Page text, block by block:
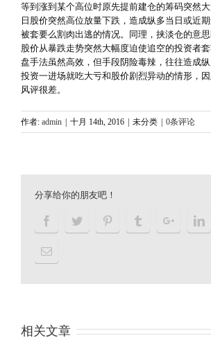
等到涨到某个高位时原先提前建仓的筹码突然
日股价突然高位放量下跌，造成纵多当日或近
被套要么割肉出逃的情况。同理，挟淡仓的意思
股价从暴跌走势突然大幅度迫使追空的投资者
盘手法虽然高效，但手段阴险毒辣，往往造成
投资一进场就吃大亏和股价剧烈异动的情形，
风评很差。
作者: admin | 十月 14th, 2016 | 未分类 | 0条评论
分享给你的朋友吧！
相关文章